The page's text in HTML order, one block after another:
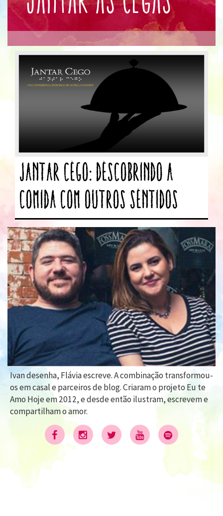
Jantar Cego: Descobrindo a
Comida com Outros Sentidos
Ivan desenha, Flávia escreve. A combinação transformou-
os em casal e parceiros de blog. Criaram o projeto Eu te
Amo Hoje em 2012, e desde então ilustram, escrevem e
compartilham o amor.